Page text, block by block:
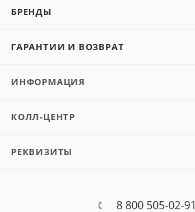
БРЕНДЫ
ГАРАНТИИ И ВОЗВРАТ
ИНФОРМАЦИЯ
КОЛЛ-ЦЕНТР
РЕКВИЗИТЫ
8 800 505-02-91